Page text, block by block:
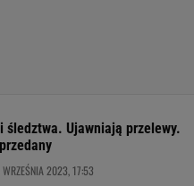
śledztwa. Ujawniają przelewy.
2023, 17:53